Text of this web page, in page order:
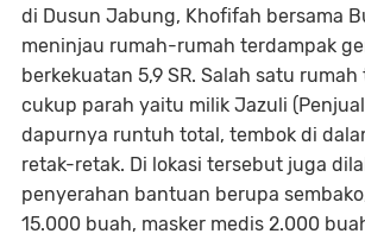
di Dusun Jabung, Khofifah bersama
meninjau rumah-rumah terdampak
berkekuatan 5,9 SR. Salah satu
cukup parah yaitu milik Jazuli (Penjual
dapurnya runtuh total, tembok di
retak-retak. Di lokasi tersebut juga
penyerahan bantuan berupa
15.000 buah, masker medis 2.000